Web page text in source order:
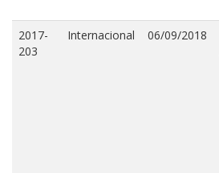
2017-
203
Internacional 06/09/2018